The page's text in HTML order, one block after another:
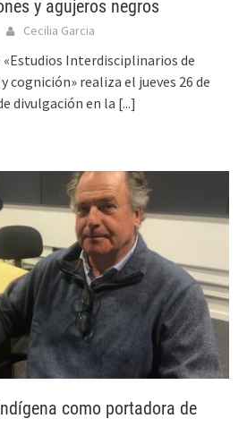
y agujeros negros
Cecilia Garcia
Interdisciplinarios de
cognición» realiza el jueves 26 de
divulgación en la [...]
como portadora de